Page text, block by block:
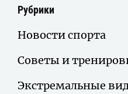
Рубрики
Новости спорта
Советы и
Экстремальные